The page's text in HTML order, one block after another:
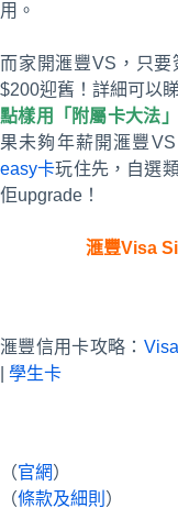
用。
而家開滙豐VS，只
$200迎舊！詳細可以
點樣用「附屬卡大法
果未夠年薪開滙豐
easy卡玩住先，自選
佢upgrade！
滙豐Visa
滙豐信用卡攻略：
學生卡
（官網）
（條款及細則 ）